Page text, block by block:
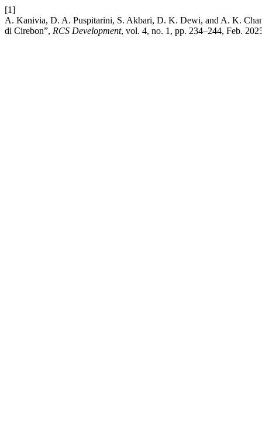
[1]
A. Kanivia, D. A. Puspitarini, S. Akbari, D. K. Dewi, and A. K.
di Cirebon”, RCS Development, vol. 4, no. 1, pp. 234–244, Feb.